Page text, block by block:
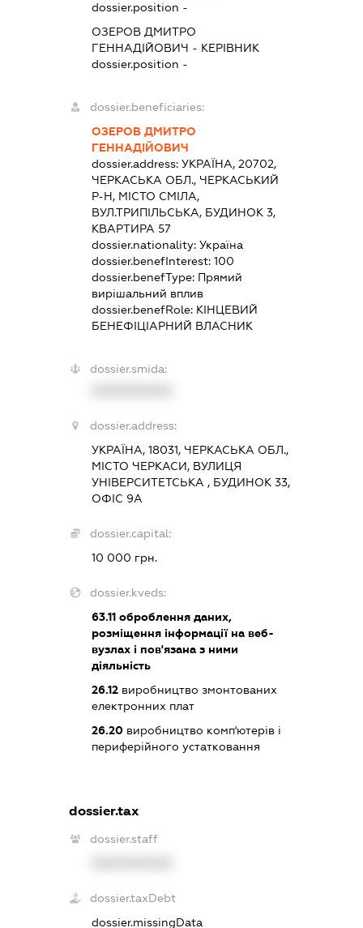
dossier.position -
ОЗЕРОВ ДМИТРО
ГЕННАДІЙОВИЧ - КЕРІВНИК
dossier.position -
dossier.beneficiaries:
ОЗЕРОВ ДМИТРО
ГЕННАДІЙОВИЧ
dossier.address:УКРАЇНА, 20702,
ЧЕРКАСЬКА ОБЛ., ЧЕРКАСЬКИЙ
Р-Н, МІСТО СМІЛА,
ВУЛ.ТРИПІЛЬСЬКА, БУДИНОК 3,
КВАРТИРА 57
dossier.nationality:Україна
dossier.benefInterest:100
dossier.benefType: Прямий
вирішальний вплив
dossier.benefRole: КІНЦЕВИЙ
БЕНЕФІЦІАРНИЙ ВЛАСНИК
dossier.smida:
dossier.address:
УКРАЇНА, 18031, ЧЕРКАСЬКА ОБЛ.,
МІСТО ЧЕРКАСИ, ВУЛИЦЯ
УНІВЕРСИТЕТСЬКА , БУДИНОК 33,
ОФІС 9А
dossier.capital:
10 000 грн.
dossier.kveds:
63.11 оброблення даних,
розміщення інформації на веб-
вузлах і пов'язана з ними
діяльність
26.12 виробництво змонтованих
електронних плат
26.20 виробництво комп'ютерів і
периферійного устатковання
dossier.tax
dossier.staff
dossier.taxDebt
dossier.missingData